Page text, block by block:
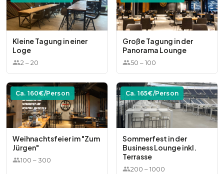
Kleine Tagung in einer
Loge
2–20
Große Tagung in der
Panorama Lounge
50 –100
Ca. 160€/Person
Weihnachtsfeier im "Zum
Jürgen"
100 –300
Ca. 165€/Person
Sommerfest in der
Business Lounge inkl.
Terrasse
200 –1000